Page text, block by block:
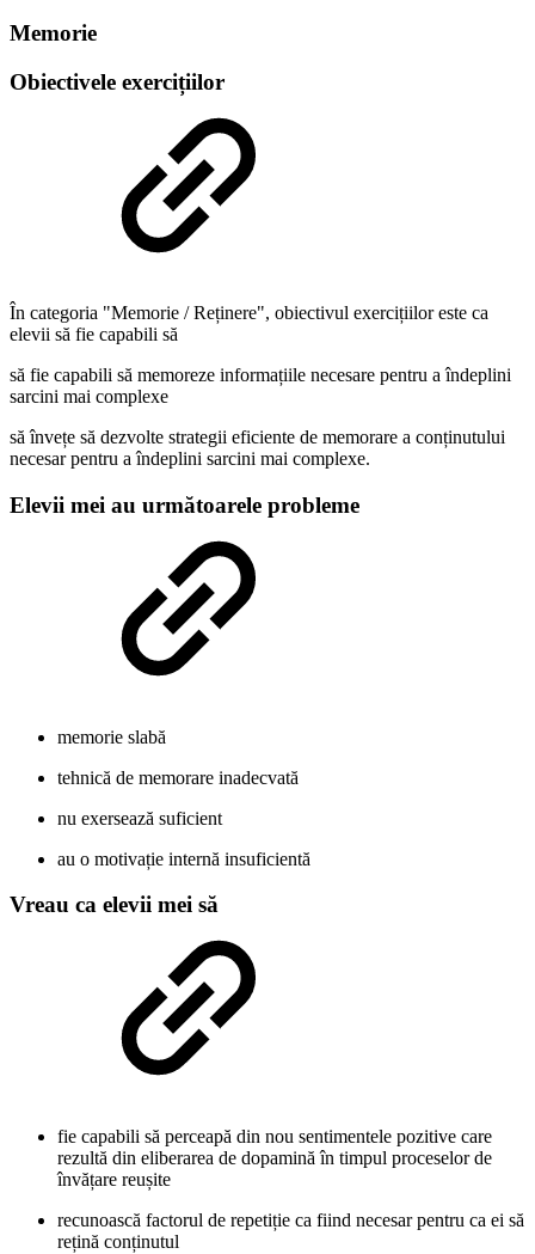
Memorie
Obiectivele exercițiilor
În categoria "Memorie / Reținere", obiectivul exercițiilor este ca
elevii să fie capabili să
să fie capabili să memoreze informațiile necesare pentru a îndeplini
sarcini mai complexe
să învețe să dezvolte strategii eficiente de memorare a conținutului
necesar pentru a îndeplini sarcini mai complexe.
Elevii mei au următoarele probleme
memorie slabă
tehnică de memorare inadecvată
nu exersează suficient
au o motivație internă insuficientă
Vreau ca elevii mei să
fie capabili să perceapă din nou sentimentele pozitive care
rezultă din eliberarea de dopamină în timpul proceselor de
învățare reușite
recunoască factorul de repetiție ca fiind necesar pentru ca ei să
rețină conținutul